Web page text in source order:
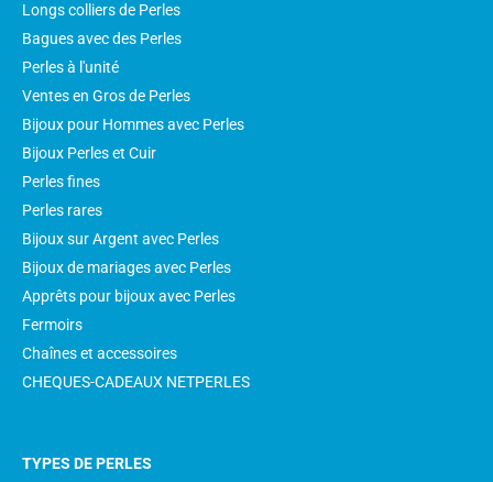
Longs colliers de Perles
Bagues avec des Perles
Perles à l'unité
Ventes en Gros de Perles
Bijoux pour Hommes avec Perles
Bijoux Perles et Cuir
Perles fines
Perles rares
Bijoux sur Argent avec Perles
Bijoux de mariages avec Perles
Apprêts pour bijoux avec Perles
Fermoirs
Chaînes et accessoires
CHEQUES-CADEAUX NETPERLES
TYPES DE PERLES